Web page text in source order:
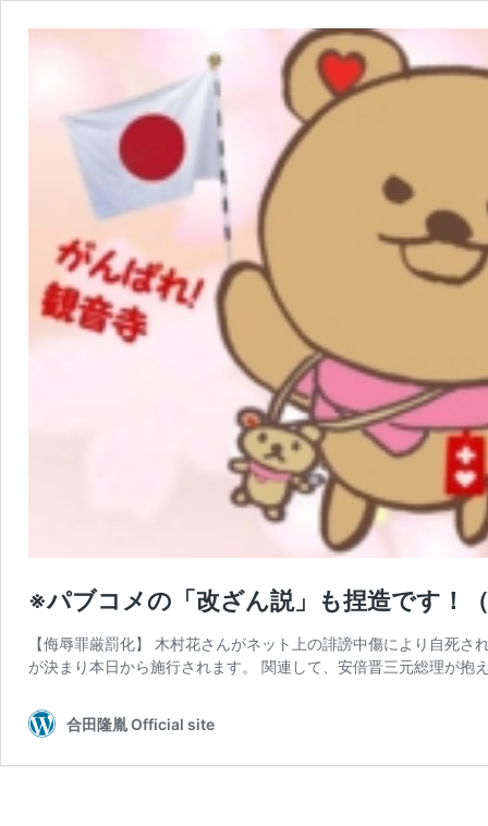
※パブコメの「改ざん説」も捏造です！
【侮辱罪厳罰化】 木村花さんがネット上の誹謗中傷により自死
が決まり本日から施行されます。 関連して、安倍晋三元総理が
合田隆胤 Official site